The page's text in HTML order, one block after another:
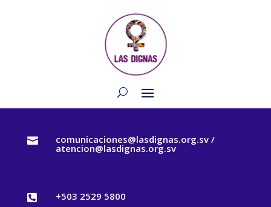
 comunicaciones@lasdignas.org.sv /
atencion@lasdignas.org.sv
 +503 2529 5800